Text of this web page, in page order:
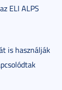
ELI ALPS
is használják